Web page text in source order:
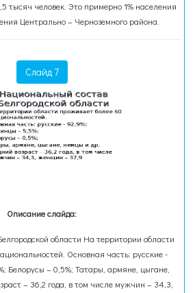
тысяч человек. Это примерно 1% населения
Центрально – Черноземного района.
Слайд 7
Описание слайда:
области На территории области
Основная часть: русские -
Белорусы – 0,5%; Татары, армяне, цыгане,
– 36,2 года, в том числе мужчин – 34,3,